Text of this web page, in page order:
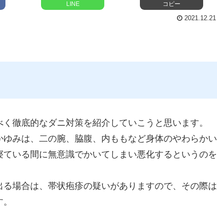
LINE コピー
2021.12.21
徹底的なダニ対策を紹介していこうと思います。
みは、二の腕、脇腹、内ももなど身体のやわらかい
いる間に無意識でかいてしまい悪化するというのを
場合は、帯状疱疹の疑いがありますので、その際は